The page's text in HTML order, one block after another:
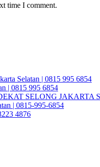
time I comment.
Selatan | 0815 995 6854
| 0815 995 6854
SELONG JAKARTA
| 0815-995-6854
4876